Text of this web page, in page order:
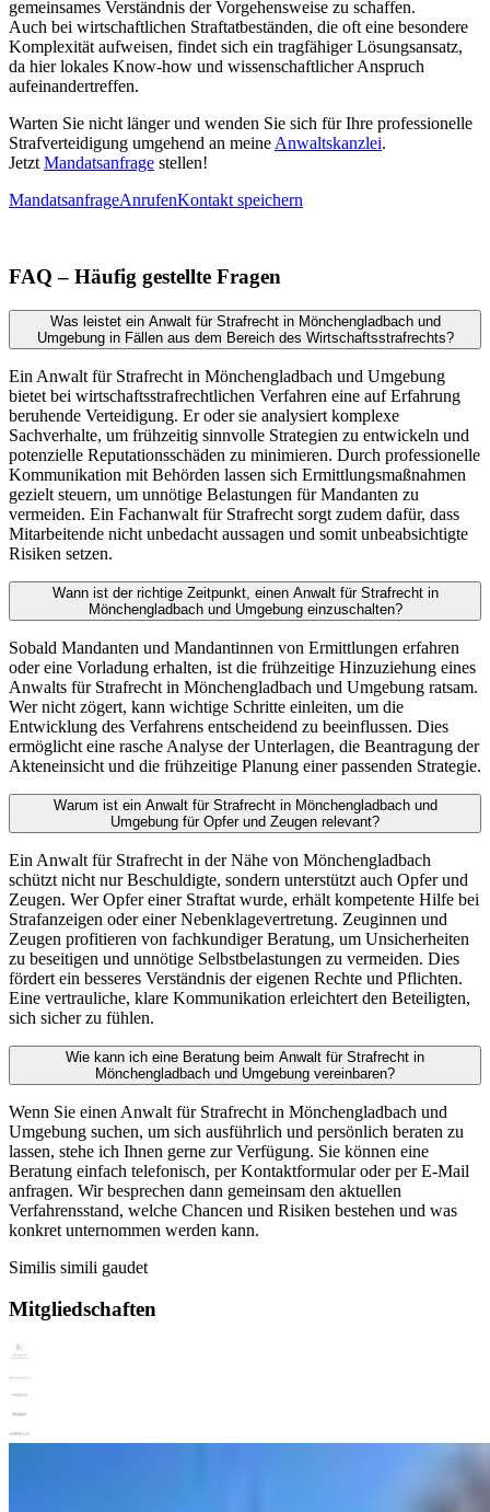
gemeinsames Verständnis der Vorgehensweise zu schaffen.
Auch bei wirtschaftlichen Straftatbeständen, die oft eine besondere
Komplexität aufweisen, findet sich ein tragfähiger Lösungsansatz,
da hier lokales Know-how und wissenschaftlicher Anspruch
aufeinandertreffen.
Warten Sie nicht länger und wenden Sie sich für Ihre professionelle
Strafverteidigung umgehend an meine Anwaltskanzlei.
Jetzt Mandatsanfrage stellen!
MandatsanfrageAnrufenKontakt speichern
FAQ – Häufig gestellte Fragen
Was leistet ein Anwalt für Strafrecht in Mönchengladbach und
Umgebung in Fällen aus dem Bereich des Wirtschaftsstrafrechts?
Ein Anwalt für Strafrecht in Mönchengladbach und Umgebung
bietet bei wirtschaftsstrafrechtlichen Verfahren eine auf Erfahrung
beruhende Verteidigung. Er oder sie analysiert komplexe
Sachverhalte, um frühzeitig sinnvolle Strategien zu entwickeln und
potenzielle Reputationsschäden zu minimieren. Durch professionelle
Kommunikation mit Behörden lassen sich Ermittlungsmaßnahmen
gezielt steuern, um unnötige Belastungen für Mandanten zu
vermeiden. Ein Fachanwalt für Strafrecht sorgt zudem dafür, dass
Mitarbeitende nicht unbedacht aussagen und somit unbeabsichtigte
Risiken setzen.
Wann ist der richtige Zeitpunkt, einen Anwalt für Strafrecht in
Mönchengladbach und Umgebung einzuschalten?
Sobald Mandanten und Mandantinnen von Ermittlungen erfahren
oder eine Vorladung erhalten, ist die frühzeitige Hinzuziehung eines
Anwalts für Strafrecht in Mönchengladbach und Umgebung ratsam.
Wer nicht zögert, kann wichtige Schritte einleiten, um die
Entwicklung des Verfahrens entscheidend zu beeinflussen. Dies
ermöglicht eine rasche Analyse der Unterlagen, die Beantragung der
Akteneinsicht und die frühzeitige Planung einer passenden Strategie.
Warum ist ein Anwalt für Strafrecht in Mönchengladbach und
Umgebung für Opfer und Zeugen relevant?
Ein Anwalt für Strafrecht in der Nähe von Mönchengladbach
schützt nicht nur Beschuldigte, sondern unterstützt auch Opfer und
Zeugen. Wer Opfer einer Straftat wurde, erhält kompetente Hilfe bei
Strafanzeigen oder einer Nebenklagevertretung. Zeuginnen und
Zeugen profitieren von fachkundiger Beratung, um Unsicherheiten
zu beseitigen und unnötige Selbstbelastungen zu vermeiden. Dies
fördert ein besseres Verständnis der eigenen Rechte und Pflichten.
Eine vertrauliche, klare Kommunikation erleichtert den Beteiligten,
sich sicher zu fühlen.
Wie kann ich eine Beratung beim Anwalt für Strafrecht in
Mönchengladbach und Umgebung vereinbaren?
Wenn Sie einen Anwalt für Strafrecht in Mönchengladbach und
Umgebung suchen, um sich ausführlich und persönlich beraten zu
lassen, stehe ich Ihnen gerne zur Verfügung. Sie können eine
Beratung einfach telefonisch, per Kontaktformular oder per E-Mail
anfragen. Wir besprechen dann gemeinsam den aktuellen
Verfahrensstand, welche Chancen und Risiken bestehen und was
konkret unternommen werden kann.
Similis simili gaudet
Mitgliedschaften